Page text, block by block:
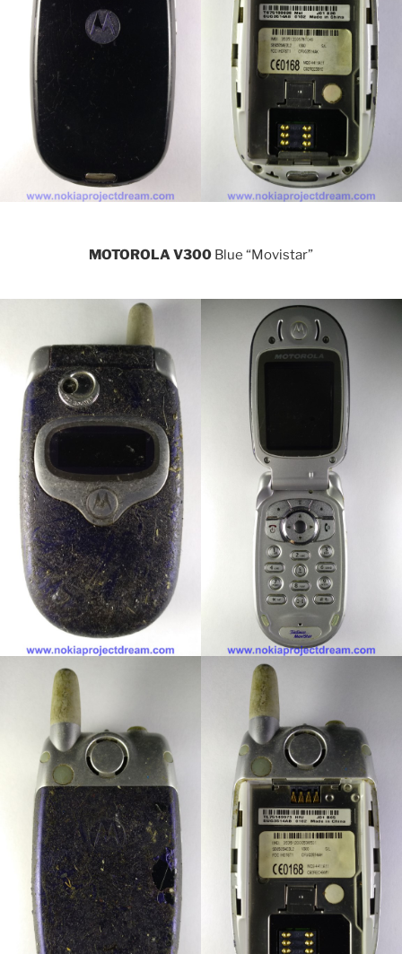
MOTOROLA V300 Blue “Movistar”